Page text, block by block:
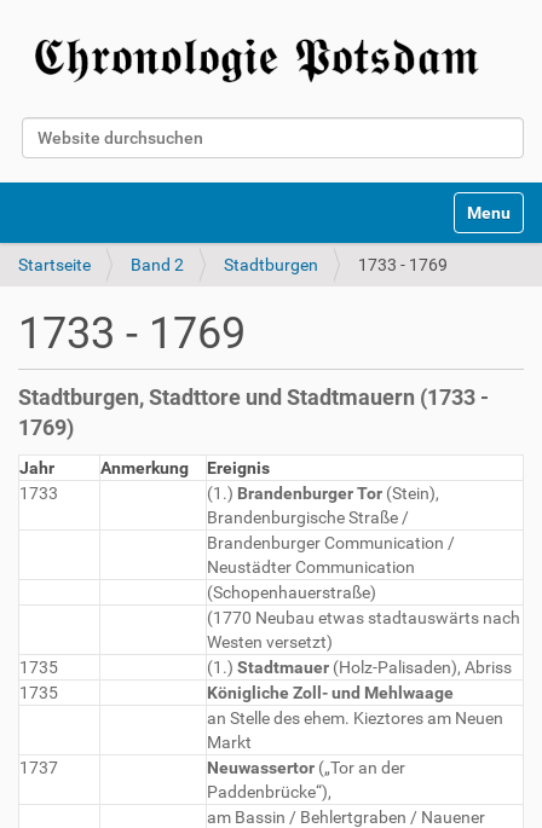
Website durchsuchen
Toggle
Startseite Band 2 Stadtburgen 1733 - 1769
1733 - 1769
Stadtburgen, Stadttore und Stadtmauern (1733 -
1769)
Jahr Anmerkung
Ereignis
1733
(1.) Brandenburger Tor (Stein),
Brandenburgische Straße /
Brandenburger Communication /
Neustädter Communication
(Schopenhauerstraße)
(1770 Neubau etwas stadtauswärts nach
Westen versetzt)
1735
(1.) Stadtmauer (Holz-Palisaden), Abriss
1735
Königliche Zoll- und Mehlwaage
an Stelle des ehem. Kieztores am Neuen
Markt
1737
Neuwassertor („Tor an der
Paddenbrücke“),
am Bassin / Behlertgraben / Nauener